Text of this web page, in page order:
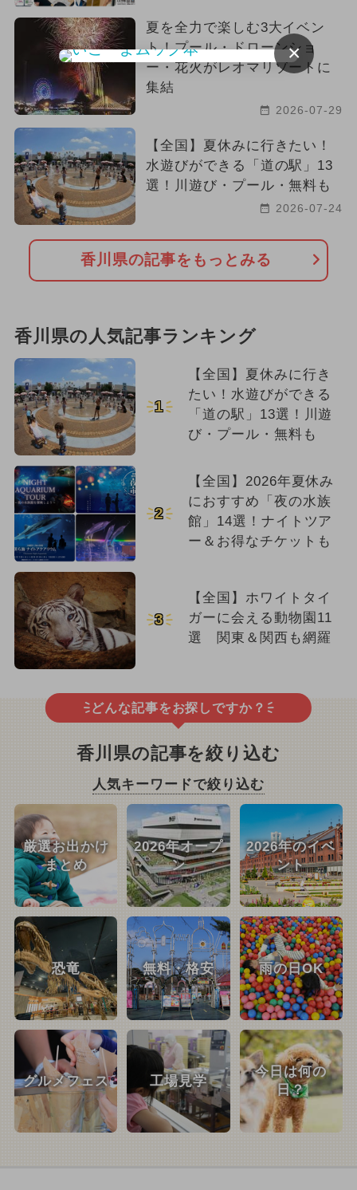
夏を全力で楽しむ3大イベン
ト！プール・ドローンショ
ー・花火がレオマリゾートに
集結
2026-07-29
【全国】夏休みに行きたい！
水遊びができる「道の駅」13
選！川遊び・プール・無料も
2026-07-24
香川県の記事をもっとみる
香川県の人気記事ランキング
1
【全国】夏休みに行き
たい！水遊びができる
「道の駅」13選！川遊
び・プール・無料も
2
【全国】2026年夏休み
におすすめ「夜の水族
館」14選！ナイトツア
ー＆お得なチケットも
3
【全国】ホワイトタイ
ガーに会える動物園11
選 関東＆関西も網羅
どんな記事をお探しですか？
香川県の記事を絞り込む
人気キーワードで絞り込む
厳選お出かけ
まとめ
2026年オープ
ン
2026年のイベ
ント
恐竜 無料・格安 雨の日OK
グルメフェス 工場見学
今日は何の
日？
×